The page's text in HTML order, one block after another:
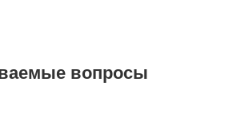
вопросы